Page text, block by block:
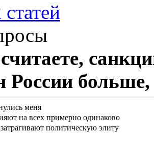
России
меня
на всех примерно одинаково
политическую элиту